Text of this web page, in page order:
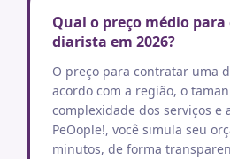
Qual o preço médio
diarista em 2026?
O preço para contratar uma
acordo com a região, o
complexidade dos serviços e
PeOople!, você simula seu
minutos, de forma